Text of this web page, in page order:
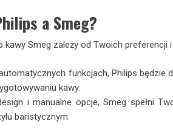
a Smeg?
Smeg zależy od Twoich preferencji
funkcjach, Philips będzie
kawy.
i manualne opcje, Smeg spełni
baristycznym.